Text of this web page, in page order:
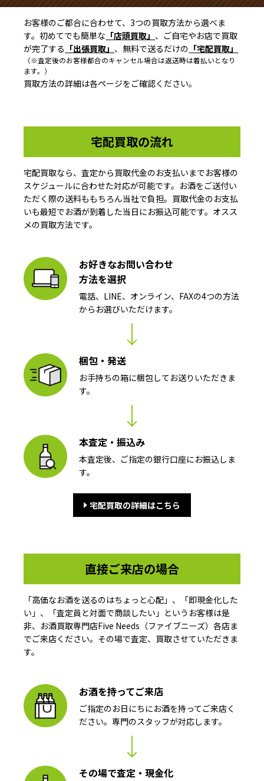
お客様のご都合に合わせて、3つの買取方法から選べま
す。初めてでも簡単な 「店頭買取」 、ご自宅やお店で買取
が完了する 「出張買取」 、無料で送るだけの 「宅配買取」
（※査定後のお客様都合のキャンセル場合は返送時は着払いとなり
ます。）
買取方法の詳細は各ページをご確認ください。
宅配買取の流れ
宅配買取なら、査定から買取代金のお支払いまでお客様の
スケジュールに合わせた対応が可能です。お酒をご送付い
ただく際の送料ももちろん当社で負担。買取代金のお支払
いも最短でお酒が到着した当日にお振込可能です。オスス
メの買取方法です。
お好きなお問い合わせ
方法を選択
電話、LINE、オンライン、FAXの4つの方法
からお選びいただけます。
梱包・発送
お手持ちの箱に梱包してお送りいただきま
す。
本査定・振込み
本査定後、ご指定の銀行口座にお振込しま
す。
宅配買取の詳細はこちら
直接ご来店の場合
「高価なお酒を送るのはちょっと心配」、「即現金化した
い」、「査定員と対面で商談したい」というお客様は是
非、お酒買取専門店Five Needs（ファイブニーズ）各店ま
でご来店ください。その場で査定、買取させていただきま
す。
お酒を持ってご来店
ご指定のお日にちにお酒を持ってご来店く
ださい。専門のスタッフが対応します。
その場で査定・現金化